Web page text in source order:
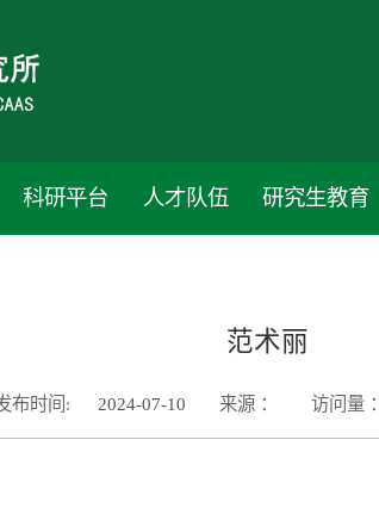
科研平台 人才队伍 研究生教育
范术丽
布时间: 2024-07-10 来源 ： 访问量 ：